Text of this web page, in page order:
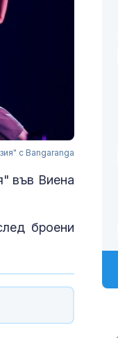
с Bangaranga
във Виена
броени